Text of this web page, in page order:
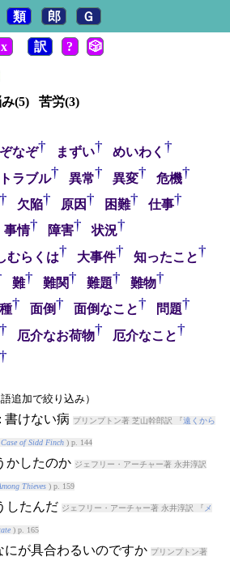
類 郎 Ｇ
x 訳 ? 🎲
(5) 苦労(3)
なぞ† まずい† めいわく †
トラブル† 異常† 異変† 危機†
欠陥† 原因† 困難† 仕事†
事情† 障害† 状況†
むらくは† 大事件† 知ったこと†
難† 難関† 難題† 難物†
† 面倒† 面倒なこと† 問題†
厄介なお荷物† 厄介なこと†
†
追加で絞り込み）
書けない病 プリンプトン著 芝山幹郎訳 『遠くから
of Sidd Finch) p. 144
かしたのか ジェフリー・アーチャー著 永井淳訳
Thieves) p. 159
したんだ ジェフリー・アーチャー著 永井淳訳 『 メ
) p. 165
にが具合わるいのですか プリンプトン著